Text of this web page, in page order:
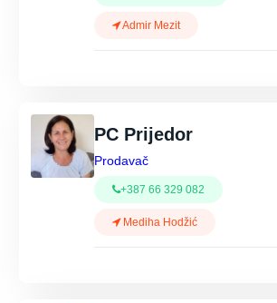
Admir Mezit
PC Prijedor
Prodavač
+387 66 329 082
Mediha Hodžić